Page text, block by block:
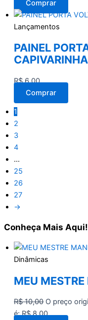
Comprar
Lançamentos
PAINEL
R$6,00
Comprar
1
2
3
4
…
25
26
27
→
Conheça Mais Aqui!
Dinâmicas
MEU
R$10,00 O preço
é: R$ 8,00.